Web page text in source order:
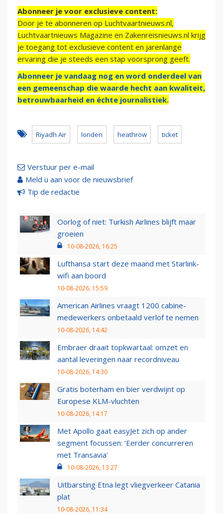
Abonneer je voor exclusieve content:
Door je te abonneren op Luchtvaartnieuws.nl,
Luchtvaartnieuws Magazine en Zakenreisnieuws.nl krijg
je toegang tot exclusieve content en jarenlange
ervaring die je steeds een stap voorsprong geeft.
Abonneer je vandaag nog en word onderdeel van
een gemeenschap die waarde hecht aan kwaliteit,
betrouwbaarheid en échte journalistiek.
Riyadh Air londen heathrow ticket
Verstuur per e-mail
Meld u aan voor de nieuwsbrief
Tip de redactie
Oorlog of niet: Turkish Airlines blijft maar
groeien
10-08-2026, 16:25
Lufthansa start deze maand met Starlink-
wifi aan boord
10-08-2026, 15:59
American Airlines vraagt 1200 cabine-
medewerkers onbetaald verlof te nemen
10-08-2026, 14:42
Embraer draait topkwartaal: omzet en
aantal leveringen naar recordniveau
10-08-2026, 14:30
Gratis boterham en bier verdwijnt op
Europese KLM-vluchten
10-08-2026, 14:17
Met Apollo gaat easyJet zich op ander
segment focussen: ‘Eerder concurreren
met Transavia’
10-08-2026, 13:27
Uitbarsting Etna legt vliegverkeer Catania
plat
10-08-2026, 11:34